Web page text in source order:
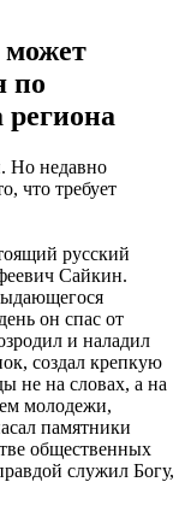
может
по
Но недавно
что требует
русский
Сайкин.
он спас от
и наладил
создал крепкую
не на словах, а на
молодежи,
памятники
общественных
служил Богу,